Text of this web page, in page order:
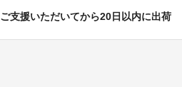
支援いただいてから20日以内に出荷